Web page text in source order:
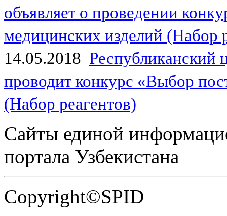
объявляет о проведении
медицинских изделий (Набор
14.05.2018
проводит конкурс «Выбор
(Набор реагентов)
Сайты единой
портала Узбекистана
Copyright©SPID